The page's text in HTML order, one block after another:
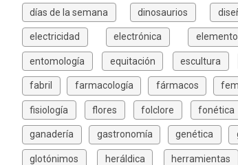
días de la semana dinosaurios
electricidad electrónica
entomología equitación escultura
fabril farmacología fármacos
fisiología flores folclore fonética
ganadería gastronomía genética
glotónimos heráldica herramientas